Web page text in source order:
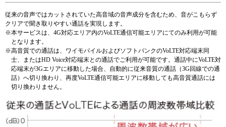
従来の音声ではカットされていた高音域の音声成分を含むため、音がこもらず
クリアで聞き取りやすい通話を実現します。
※本サービスは、4G対応エリア内のVoLTE通信可能エリアにてのみ利用が可能
となります。
※高音質での通話は、ワイモバイルおよびソフトバンクのVoLTE対応端末同
士、またはHD Voice対応端末との通話でご利用が可能です。通話中にVoLTE対
応端末が3Gエリアに移動した場合、自動的に従来音質の通話（3G回線での通
話）へ切り換わり、再度VoLTE通信可能エリアに移動しても高音質通話には
切り換わりません。